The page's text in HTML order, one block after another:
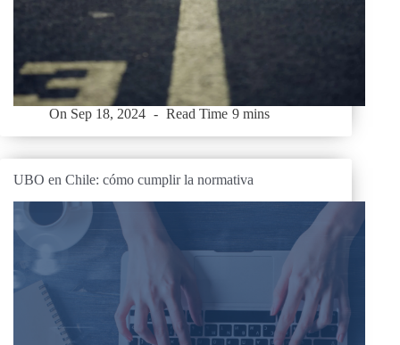
On Sep 18, 2024 Read Time 9 mins
UBO en Chile: cómo cumplir la normativa